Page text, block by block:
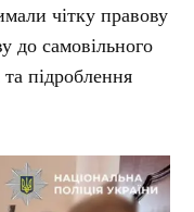
чітку правову
до самовільного
підроблення